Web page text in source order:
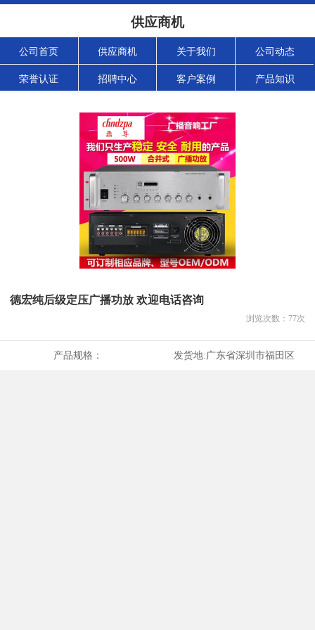
供应商机
公司首页 供应商机 关于我们 公司动态
荣誉认证 招聘中心 客户案例 产品知识
德宏纯后级定压广播功放 欢迎电话咨询
浏览次数： 77次
产品规格： 发货地:广东省深圳市福田区